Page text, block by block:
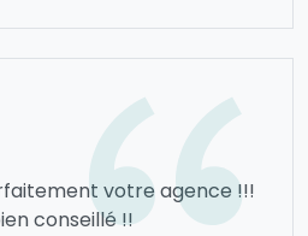
votre agence !!!
conseillé !!